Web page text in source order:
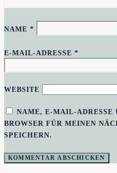
NAME*
E-MAIL-ADRESSE*
WEBSITE
NAME, E-MAIL-ADRESSE
BROWSER FÜR MEINEN
SPEICHERN.